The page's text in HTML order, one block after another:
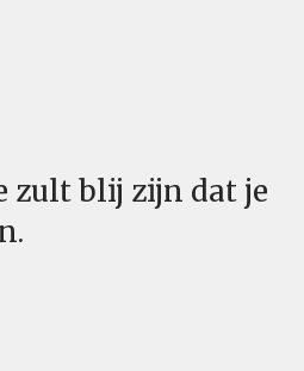
zult blij zijn dat je